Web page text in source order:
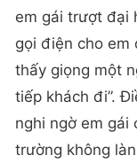
em gái trượt đại
gọi điện cho em
thấy giọng một
tiếp khách đi”.
nghi ngờ em gái
trường không